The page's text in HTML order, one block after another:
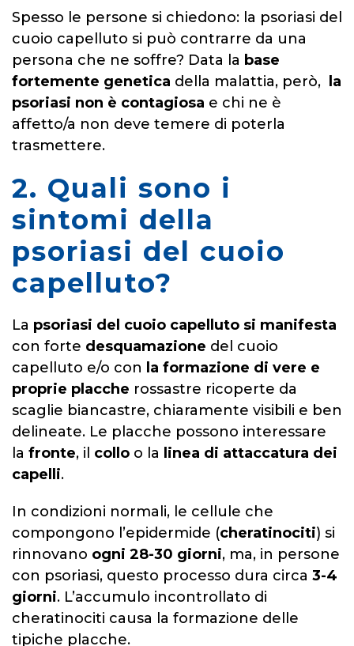
Spesso le persone si chiedono: la psoriasi del
cuoio capelluto si può contrarre da una
persona che ne soffre? Data la base
fortemente genetica della malattia, però,
la
psoriasi non è contagiosa e chi ne è
affetto/a non deve temere di poterla
trasmettere.
2. Quali sono i
sintomi della
psoriasi del cuoio
capelluto?
La psoriasi del cuoio capelluto si manifesta
con forte desquamazione del cuoio
capelluto e/o con la formazione di vere e
proprie placche rossastre ricoperte da
scaglie biancastre, chiaramente visibili e ben
delineate. Le placche possono interessare
la fronte, il collo o la linea di attaccatura dei
capelli.
In condizioni normali, le cellule che
compongono l’epidermide (cheratinociti) si
rinnovano ogni 28-30 giorni, ma, in persone
con psoriasi, questo processo dura circa 3-4
giorni. L’accumulo incontrollato di
cheratinociti causa la formazione delle
tipiche placche.